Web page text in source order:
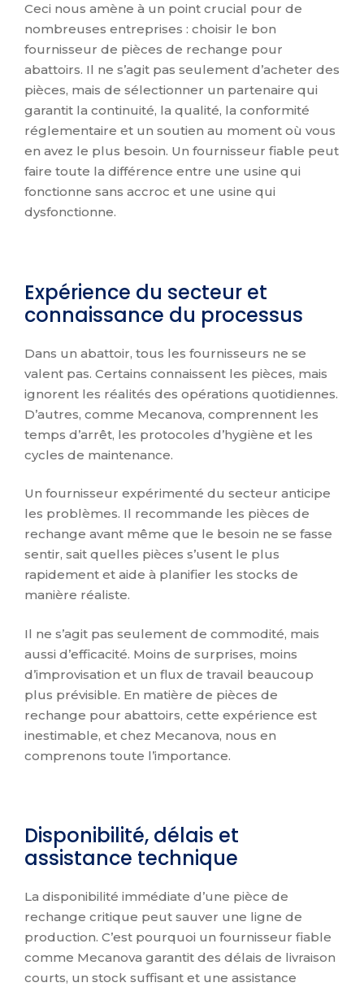
Ceci nous amène à un point crucial pour de
nombreuses entreprises : choisir le bon
fournisseur de pièces de rechange pour
abattoirs. Il ne s’agit pas seulement d’acheter des
pièces, mais de sélectionner un partenaire qui
garantit la continuité, la qualité, la conformité
réglementaire et un soutien au moment où vous
en avez le plus besoin. Un fournisseur fiable peut
faire toute la différence entre une usine qui
fonctionne sans accroc et une usine qui
dysfonctionne.
Expérience du secteur et
connaissance du processus
Dans un abattoir, tous les fournisseurs ne se
valent pas. Certains connaissent les pièces, mais
ignorent les réalités des opérations quotidiennes.
D’autres, comme Mecanova, comprennent les
temps d’arrêt, les protocoles d’hygiène et les
cycles de maintenance.
Un fournisseur expérimenté du secteur anticipe
les problèmes. Il recommande les pièces de
rechange avant même que le besoin ne se fasse
sentir, sait quelles pièces s’usent le plus
rapidement et aide à planifier les stocks de
manière réaliste.
Il ne s’agit pas seulement de commodité, mais
aussi d’efficacité. Moins de surprises, moins
d’improvisation et un flux de travail beaucoup
plus prévisible. En matière de pièces de
rechange pour abattoirs, cette expérience est
inestimable, et chez Mecanova, nous en
comprenons toute l’importance.
Disponibilité, délais et
assistance technique
La disponibilité immédiate d’une pièce de
rechange critique peut sauver une ligne de
production. C’est pourquoi un fournisseur fiable
comme Mecanova garantit des délais de livraison
courts, un stock suffisant et une assistance